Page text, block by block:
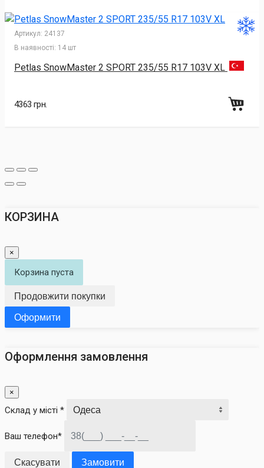
Артикул: 24137
В наявності: 14 шт
Petlas SnowMaster 2 SPORT 235/55 R17 103V XL
4363 грн.
КОРЗИНА
×
Корзина пуста
Продовжити покупки
Оформити
Оформлення замовлення
×
Склад у місті *
Ваш телефон*
Скасувати Замовити